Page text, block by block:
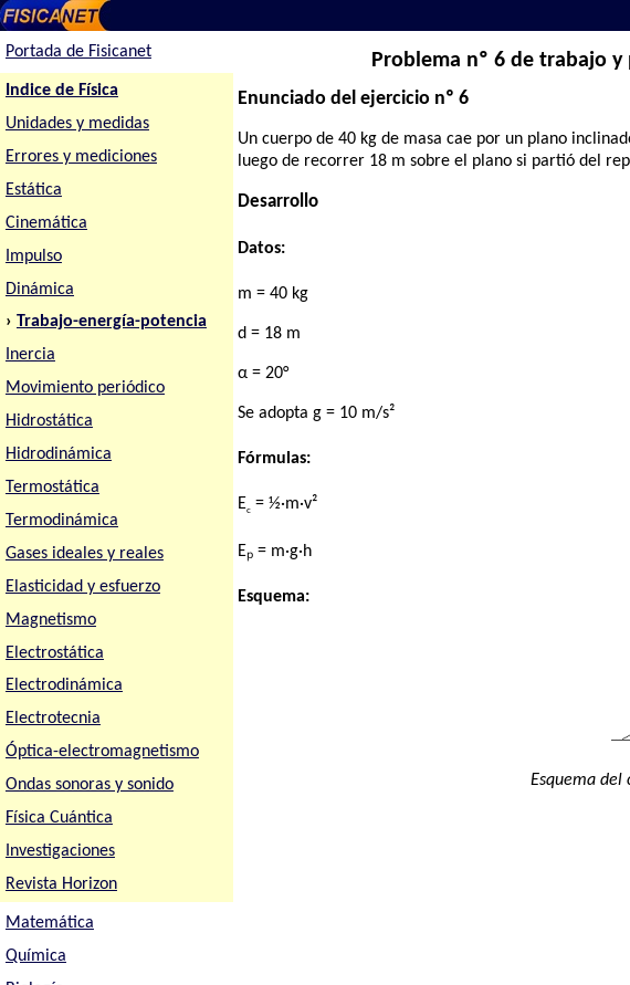
Portada de Fisicanet
Indice de Física
Unidades y medidas
Errores y mediciones
Estática
Cinemática
Impulso
Dinámica
› Trabajo-energía-potencia
Inercia
Movimiento periódico
Hidrostática
Hidrodinámica
Termostática
Termodinámica
Gases ideales y reales
Elasticidad y esfuerzo
Magnetismo
Electrostática
Electrodinámica
Electrotecnia
Óptica-electromagnetismo
Ondas sonoras y sonido
Física Cuántica
Investigaciones
Revista Horizon
Matemática
Química
Problema nº 6 de trabajo
Enunciado del ejercicio nº 6
Un cuerpo de 40 kg de masa cae por un plano
luego de recorrer 18 m sobre el plano si partió del
Desarrollo
Datos:
m = 40 kg
d = 18 m
α = 20°
Se adopta g = 10 m/s²
Fórmulas:
Ec = ½·m·v²
Eₚ = m·g·h
Esquema:
Esquema del